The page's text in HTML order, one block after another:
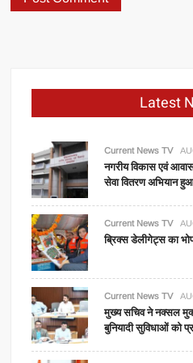
Latest
Current News TV
नगरीय विकास एवं
सेवा वितरण अभियान
Current News TV
ब्रिक्स डेलीगेट्स का
Current News TV
मुख्य सचिव ने नक्सल
बुनियादी सुविधाओं को